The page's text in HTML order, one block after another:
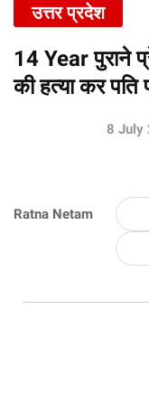
उत्तर प्रदेश
14 Year पुराने
की हत्या कर पति
Ratna Netam
8 July